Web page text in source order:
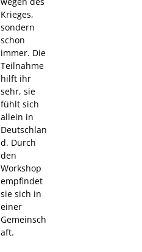
Krieges,
sondern
schon
immer. Die
Teilnahme
hilft ihr
sehr, sie
fühlt sich
allein in
Deutschlan
d. Durch
den
Workshop
empfindet
sie sich in
einer
Gemeinsch
aft.